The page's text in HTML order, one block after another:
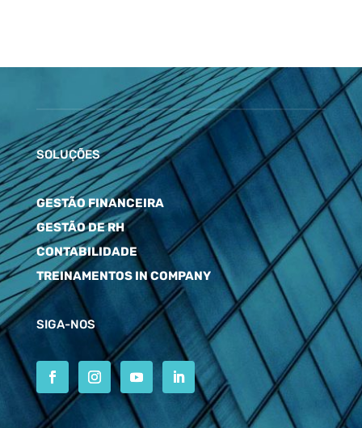
SOLUÇÕES
GESTÃO FINANCEIRA
GESTÃO DE RH
CONTABILIDADE
TREINAMENTOS IN COMPANY
SIGA-NOS